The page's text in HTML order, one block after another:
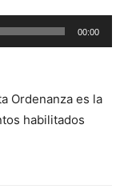
00:00
Ordenanza es la
habilitados